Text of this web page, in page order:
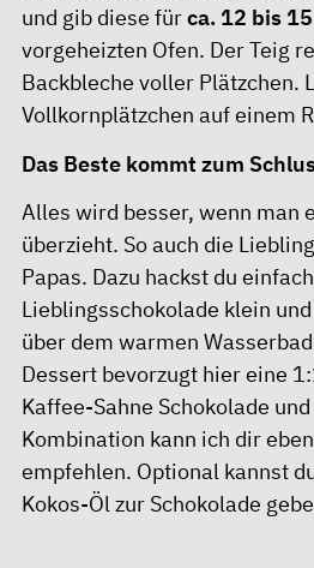
und gib diese fürca. 12 bis
vorgeheizten Ofen. Der Teig
Backbleche voller Plätzchen.
Vollkornplätzchen auf einem
Das Beste kommt zum
Alles wird besser, wenn man
überzieht. So auch die
Papas. Dazu hackst du
Lieblingsschokolade klein
über dem warmen
Dessert bevorzugt hier eine
Kaffee-Sahne Schokolade
Kombination kann ich dir
empfehlen. Optional kannst
Kokos-Öl zur Schokolade